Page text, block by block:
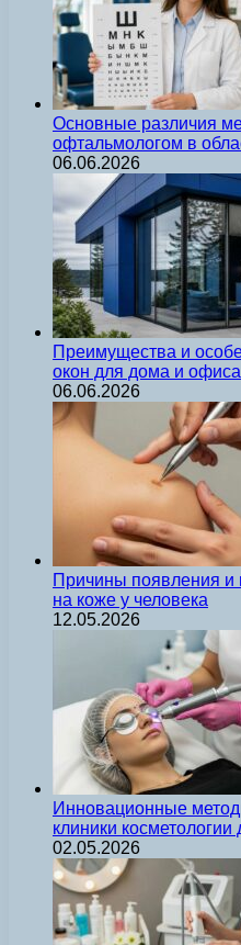
Основные различия
офтальмологом в
06.06.2026
Преимущества и
окон для дома и офиса
06.06.2026
Причины появления и
на коже у человека
12.05.2026
Инновационные
клиники косметологии
02.05.2026